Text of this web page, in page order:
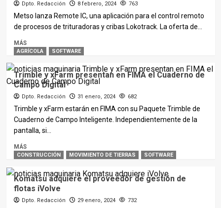
Dpto. Redacción 8 febrero, 2024 763
Metso lanza Remote IC, una aplicación para el control remoto
de procesos de trituradoras y cribas Lokotrack. La oferta de...
MÁS
AGRÍCOLA SOFTWARE
Trimble y xFarm presentan en FIMA el Cuaderno de
Campo Digital
Dpto. Redacción 31 enero, 2024 682
Trimble y xFarm estarán en FIMA con su Paquete Trimble de
Cuaderno de Campo Inteligente. Independientemente de la
pantalla, si...
MÁS
CONSTRUCCIÓN MOVIMIENTO DE TIERRAS SOFTWARE
Komatsu adquiere el proveedor de gestión de
flotas iVolve
Dpto. Redacción 29 enero, 2024 732